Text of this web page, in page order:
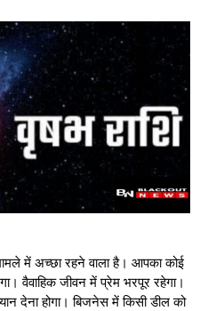
में अच्छा रहने वाला है। आपका कोई
वैवाहिक जीवन में प्रेम भरपूर रहेगा।
देना होगा। बिजनेस में किसी डील को